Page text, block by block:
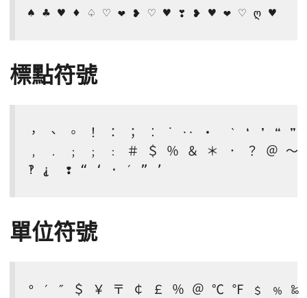
♠ ♣ ♥ ♦ ♤ ♡ ❤ ❥ ♡ ♥ ❣ ❥ ♥ ❤ ♡ ღ ♥
標點符號
， 、 。 ！ ： ； ︰ ˙ ‥ ‧  ‵ ❛ ❜ ❝ ❞
﹐ ﹒ ﹔ ﹔ ﹕ ＃ ＄ ％ ＆ ＊ ． ？ ＠
‽ ⸘  ❢ “ ‘ · ′ ” ’
單位符號
° ′ ″ ＄ ￥ 〒 ￠ ￡ ％ ＠ ℃ ℉ ﹩ ﹪ ‰